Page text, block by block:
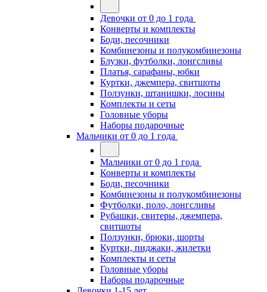
Девочки от 0 до 1 года
Конверты и комплекты
Боди, песочники
Комбинезоны и полукомбинезоны
Блузки, футболки, лонгсливы
Платья, сарафаны, юбки
Куртки, джемпера, свитшоты
Ползунки, штанишки, лосины
Комплекты и сеты
Головные уборы
Наборы подарочные
Мальчики от 0 до 1 года
Мальчики от 0 до 1 года
Конверты и комплекты
Боди, песочники
Комбинезоны и полукомбинезоны
Футболки, поло, лонгсливы
Рубашки, свитеры, джемпера,
свитшоты
Ползунки, брюки, шорты
Куртки, пиджаки, жилетки
Комплекты и сеты
Головные уборы
Наборы подарочные